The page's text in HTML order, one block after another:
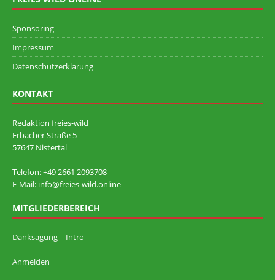
Sponsoring
Impressum
Datenschutzerklärung
KONTAKT
Redaktion freies-wild
Erbacher Straße 5
57647 Nistertal
Telefon: +49 ‭2661 2093708
E-Mail: info@freies-wild.online
MITGLIEDERBEREICH
Danksagung – Intro
Anmelden